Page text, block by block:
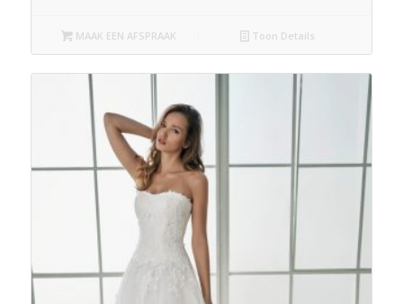
MAAK EEN AFSPRAAK Toon Details